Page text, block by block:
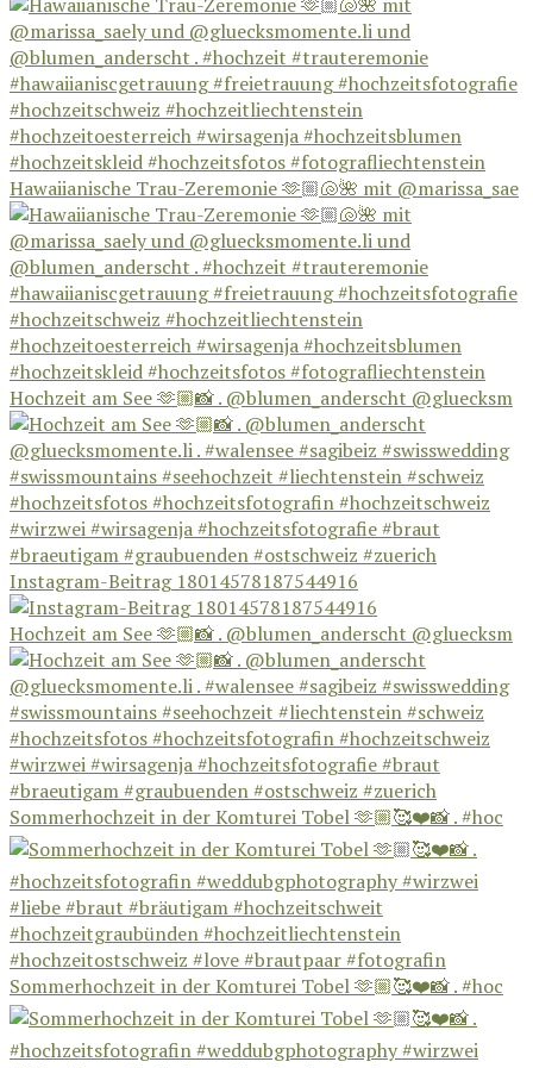
Hawaiianische Trau-Zeremonie 🫶🏼🐚🌺 mit @marissa_sae
Hochzeit am See 🫶🏼📸 . @blumen_anderscht @gluecksm
Instagram-Beitrag 18014578187544916
Hochzeit am See 🫶🏼📸 . @blumen_anderscht @gluecksm
Sommerhochzeit in der Komturei Tobel 🫶🏼🥰❤️📸 . #hoc
Sommerhochzeit in der Komturei Tobel 🫶🏼🥰❤️📸 . #hoc